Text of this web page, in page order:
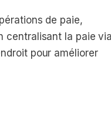
de paie,
centralisant la paie via
pour améliorer